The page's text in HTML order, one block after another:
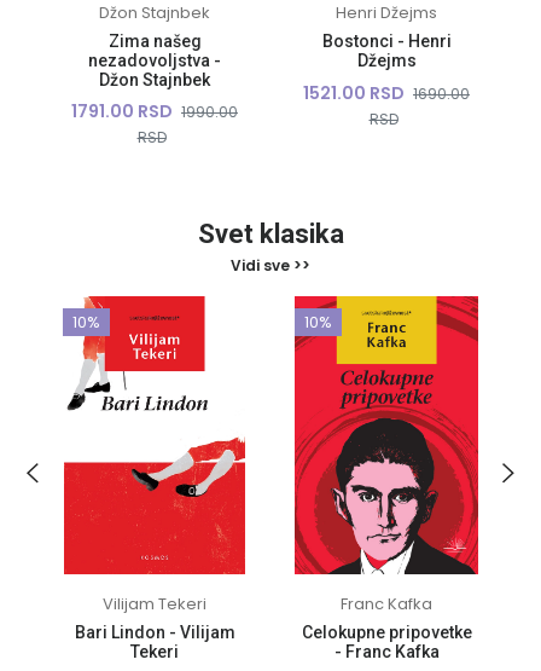
Džon Stajnbek
Zima našeg
nezadovoljstva -
Džon Stajnbek
1791.00 RSD 1990.00
RSD
Henri Džejms
Bostonci - Henri
Džejms
1521.00 RSD 1690.00
RSD
Svet klasika
Vidi sve >>
10%
Vilijam Tekeri
Bari Lindon - Vilijam
Tekeri
10%
Franc Kafka
Celokupne pripovetke
- Franc Kafka